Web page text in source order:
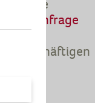
viele
Umfrage
% der
beschäftigen